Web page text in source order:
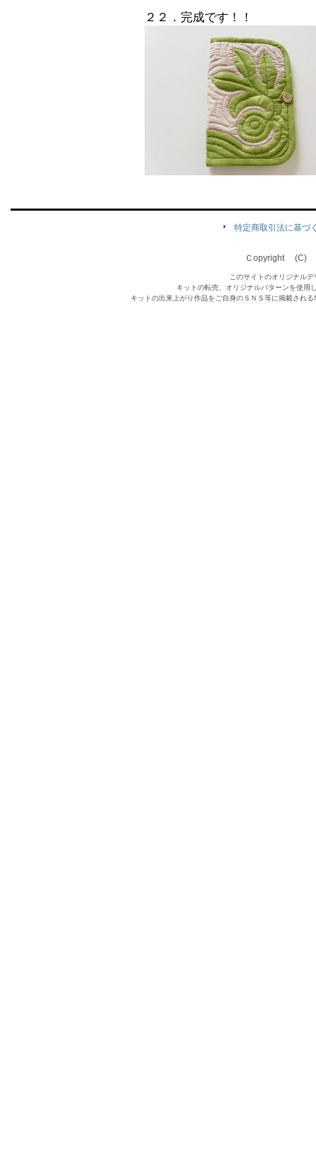
２２．完成です！！
特定商取引法に基づ
Ｃopyright (C)
このサイトのオリジナル
キットの転売、オリジナルパターンを使用
キットの出来上がり作品をご自身のＳＮＳ等に掲載され